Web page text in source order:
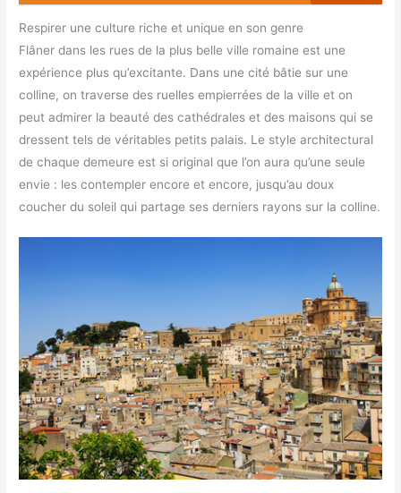
Respirer une culture riche et unique en son genre
Flâner dans les rues de la plus belle ville romaine est une
expérience plus qu’excitante. Dans une cité bâtie sur une
colline, on traverse des ruelles empierrées de la ville et on
peut admirer la beauté des cathédrales et des maisons qui se
dressent tels de véritables petits palais. Le style architectural
de chaque demeure est si original que l’on aura qu’une seule
envie : les contempler encore et encore, jusqu’au doux
coucher du soleil qui partage ses derniers rayons sur la colline.